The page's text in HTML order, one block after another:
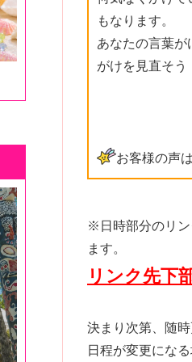
もなります。
あなたの言葉が
がけを見直そう
お客様の声は
※日時部分のリン
ます。
リンク先下
決まり次第、随
日程が変更にな